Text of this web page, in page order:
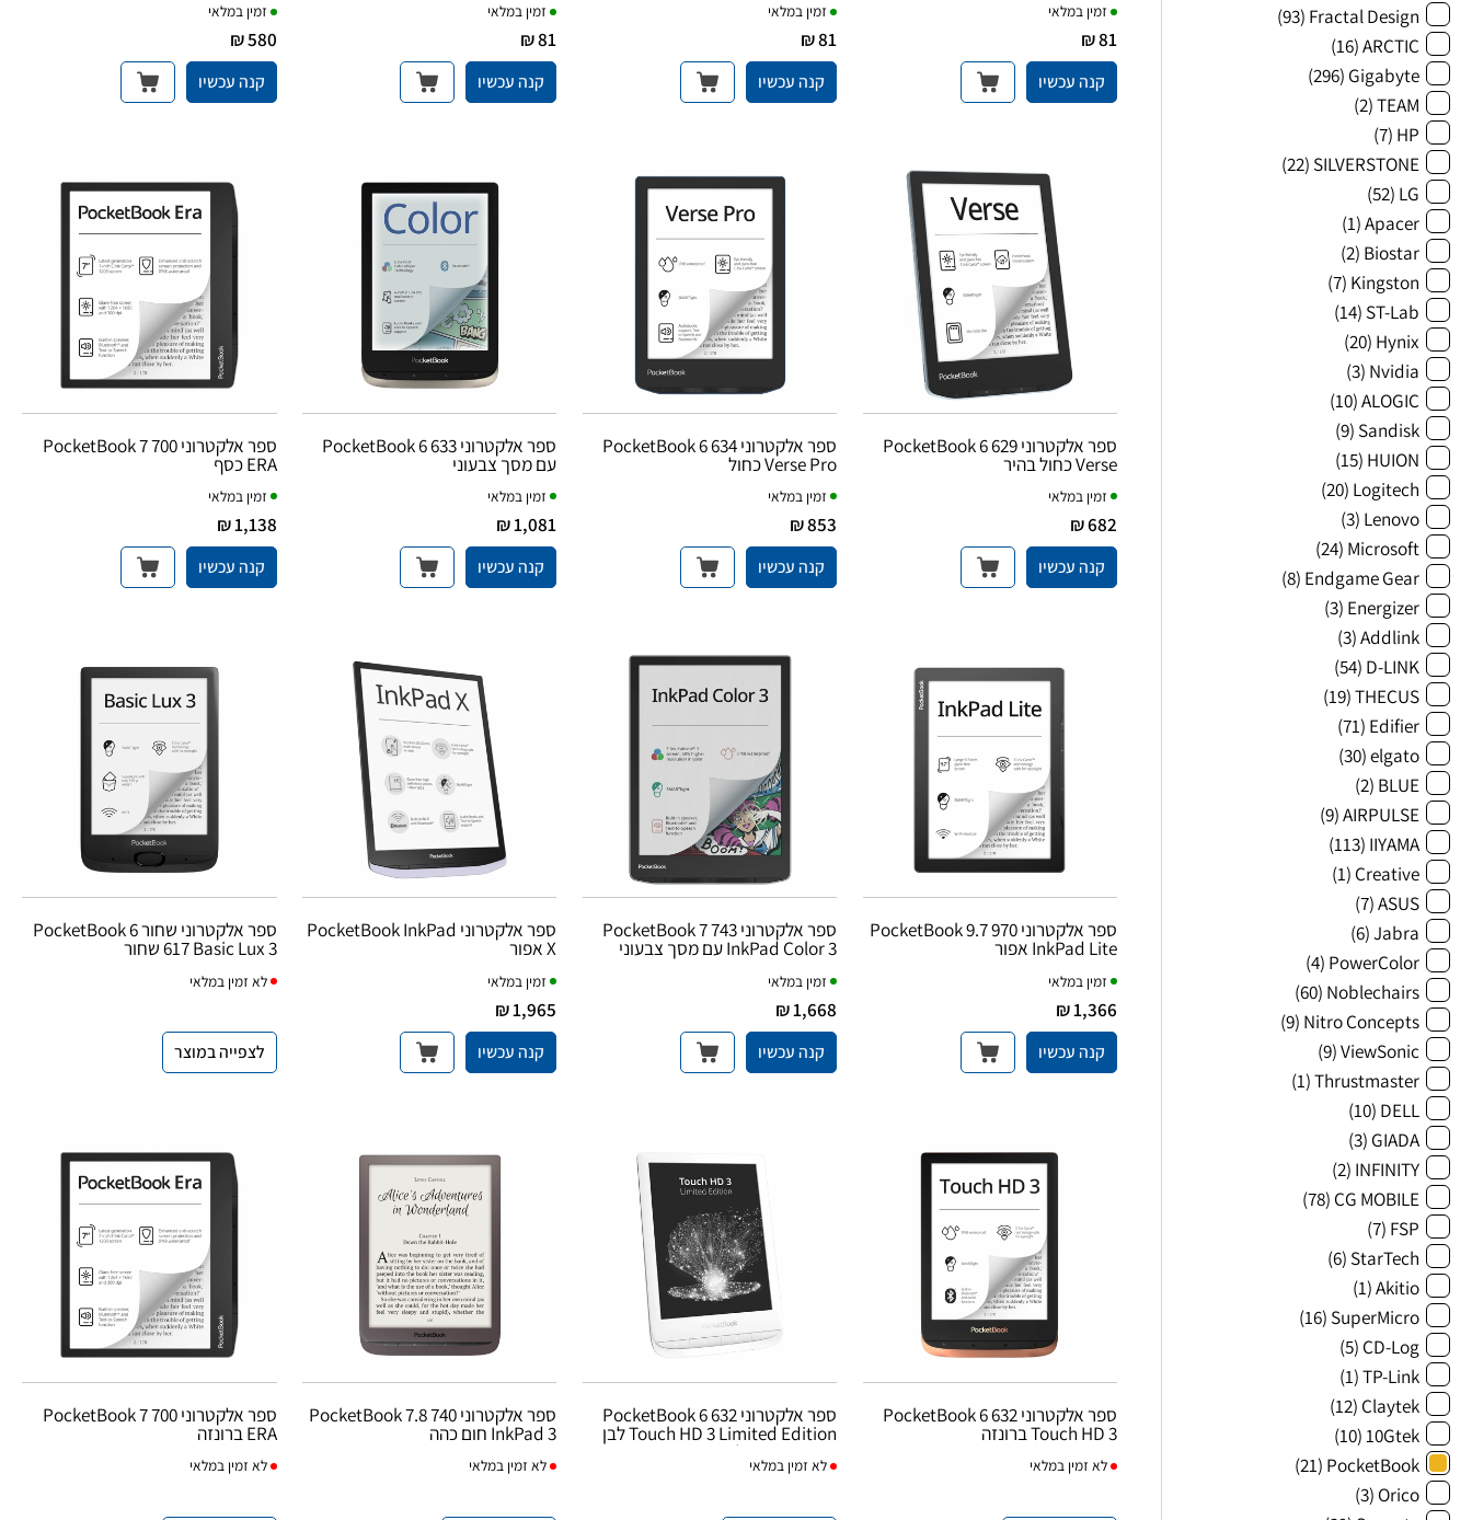
Fractal Design
(93)
ARCTIC
(16)
Gigabyte
(296)
TEAM
(2)
HP
(7)
SILVERSTONE
(22)
LG
(52)
Apacer
(1)
Biostar
(2)
Kingston
(7)
ST-Lab
(14)
Hynix
(20)
Nvidia
(3)
ALOGIC
(10)
Sandisk
(9)
HUION
(15)
Logitech
(20)
Lenovo
(3)
Microsoft
(24)
Endgame Gear
(8)
Energizer
(3)
Addlink
(3)
D-LINK
(54)
THECUS
(19)
Edifier
(71)
elgato
(30)
BLUE
(2)
AIRPULSE
(9)
IIYAMA
(113)
Creative
(1)
ASUS
(7)
Jabra
(6)
PowerColor
(4)
Noblechairs
(60)
Nitro Concepts
(9)
ViewSonic
(9)
Thrustmaster
(1)
DELL
(10)
GIADA
(3)
INFINITY
(2)
CG MOBILE
(78)
FSP
(7)
StarTech
(6)
Akitio
(1)
SuperMicro
(16)
CD-Log
(5)
TP-Link
(1)
Claytek
(12)
10Gtek
(10)
PocketBook
(21)
Orico
(3)
זמין במלאי
81 ₪
קנה עכשיו
זמין במלאי
81 ₪
קנה עכשיו
זמין במלאי
81 ₪
קנה עכשיו
זמין במלאי
580 ₪
קנה עכשיו
ספר אלקטרוני PocketBook 6 629
Verse כחול בהיר
זמין במלאי
682 ₪
קנה עכשיו
ספר אלקטרוני PocketBook 6 634
Verse Pro כחול
זמין במלאי
853 ₪
קנה עכשיו
ספר אלקטרוני 633 PocketBook 6
עם מסך צבעוני
זמין במלאי
1,081 ₪
קנה עכשיו
ספר אלקטרוני PocketBook 7 700
ERA כסף
זמין במלאי
1,138 ₪
קנה עכשיו
ספר אלקטרוני PocketBook 9.7 970
InkPad Lite אפור
זמין במלאי
1,366 ₪
קנה עכשיו
ספר אלקטרוני PocketBook 7 743
InkPad Color 3 עם מסך צבעוני
זמין במלאי
1,668 ₪
קנה עכשיו
ספר אלקטרוני PocketBook InkPad
X אפור
זמין במלאי
1,965 ₪
קנה עכשיו
ספר אלקטרוני שחור PocketBook 6
617 Basic Lux 3 שחור
לא זמין במלאי
לצפייה במוצר
ספר אלקטרוני PocketBook 6 632
Touch HD 3 ברונזה
לא זמין במלאי
ספר אלקטרוני PocketBook 6 632
Touch HD 3 Limited Edition לבן
עם כריכה כחולה
לאזמין במלאי
ספר אלקטרוני PocketBook 7.8 740
InkPad 3 חום כהה
לאזמין במלאי
ספר אלקטרוני PocketBook 7 700
ERA ברונזה
לא זמין במלאי